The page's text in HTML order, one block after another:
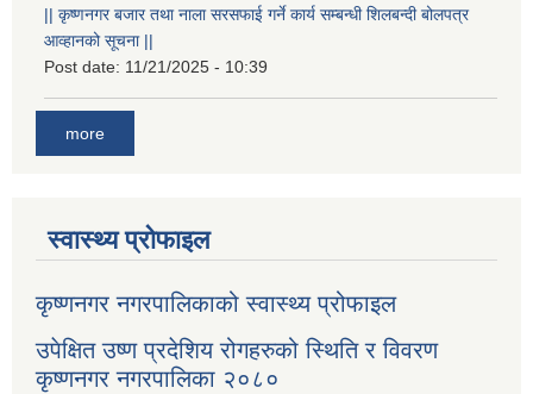
|| कृष्णनगर बजार तथा नाला सरसफाई गर्ने कार्य सम्बन्धी शिलबन्दी बोलपत्र
आव्हानको सूचना ||
Post date: 11/21/2025 - 10:39
more
स्वास्थ्य प्रोफाइल
कृष्णनगर नगरपालिकाको स्वास्थ्य प्रोफाइल
उपेक्षित उष्ण प्रदेशिय रोगहरुको स्थिति र विवरण
कृष्णनगर नगरपालिका २०८०